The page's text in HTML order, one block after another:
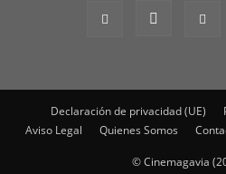
Declaración de privacidad (UE)
Aviso Legal
Quienes Somos
© Cinemagavia